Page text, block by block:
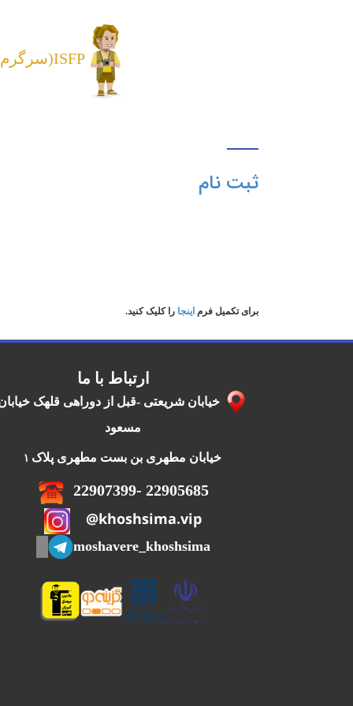
ISFP(سرگرم کننده)
ثبت نام
برای تکمیل فرم اینجا را کلیک کنید.
ارتباط با ما
خیابان شریعتی -قبل از دوراهی قلهک
مسعود
خیابان مطهری بن بست مطهری پلاک 1
22905685 -22907399
khoshsima.vip@
moshavere_khoshsima